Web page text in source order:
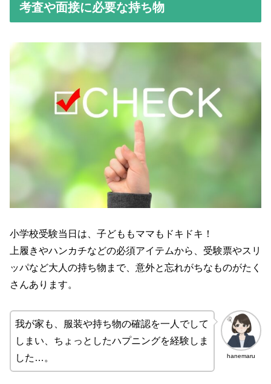
考査や面接に必要な持ち物
小学校受験当日は、子どももママもドキドキ！
上履きやハンカチなどの必須アイテムから、受験票やスリ
ッパなど大人の持ち物まで、意外と忘れがちなものがたく
さんあります。
hanemaru
我が家も、服装や持ち物の確認を一人でして
しまい、ちょっとしたハプニングを経験しま
した…。